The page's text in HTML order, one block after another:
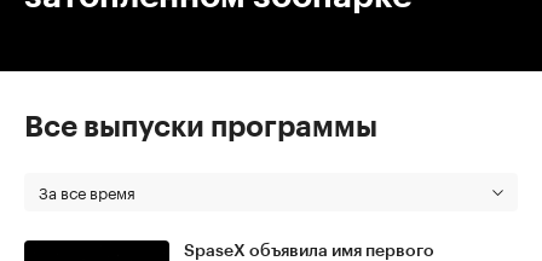
Все выпуски программы
За все время
SpaseX объявила имя первого